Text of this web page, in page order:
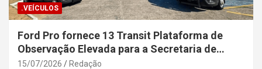
.VEÍCULOS
Ford Pro fornece 13 Transit Plataforma de
Observação Elevada para a Secretaria de
Segurança Pública da Bahia
15/07/2026 Redação